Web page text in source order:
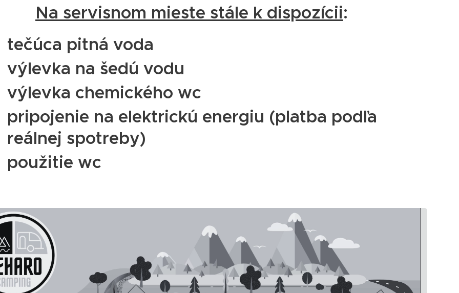
Na servisnom mieste stále k dispozícii:
tečúca pitná voda
výlevka na šedú vodu
výlevka chemického wc
pripojenie na elektrickú energiu (platba podľa
reálnej spotreby)
použitie wc